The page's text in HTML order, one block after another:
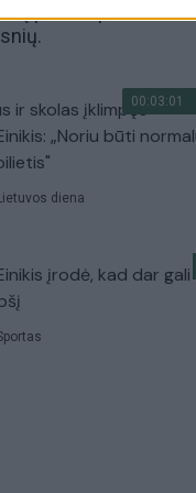
priskaupė dėl
00:03:01
ir skolas įklimpęs
„Noriu būti
diena
įrodė, kad dar gali